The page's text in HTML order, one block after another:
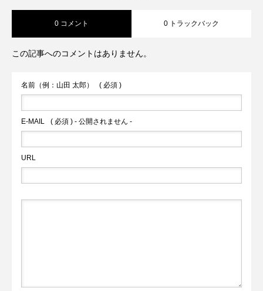
0 コメント 0 トラックバック
この記事へのコメントはありません。
名前（例：山田 太郎） ( 必須 )
E-MAIL ( 必須 ) - 公開されません -
URL